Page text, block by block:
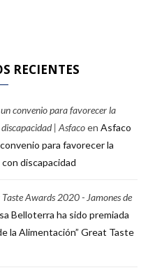
RECIENTES
convenio para favorecer la
| Asfacoen Asfaco
para favorecer la
discapacidad
Awards 2020 - Jamones de
Belloterra ha sido premiada
la Alimentación” Great Taste